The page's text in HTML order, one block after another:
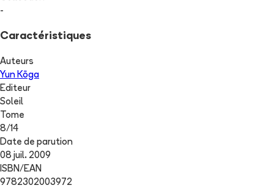
-
Caractéristiques
Auteurs
Yun Kōga
Editeur
Soleil
Tome
8/14
Date de parution
08 juil. 2009
ISBN/EAN
9782302003972